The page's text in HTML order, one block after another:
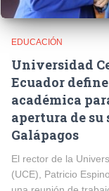
EDUCACIÓN
Universidad
Ecuador
académica
apertura de su
Galápagos
El rector de la
(UCE), Patricio